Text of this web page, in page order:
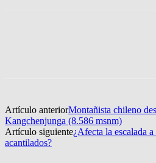
Artículo anteriorMontañista chileno
Kangchenjunga (8.586 msnm)
Artículo siguiente¿Afecta la escalada
acantilados?